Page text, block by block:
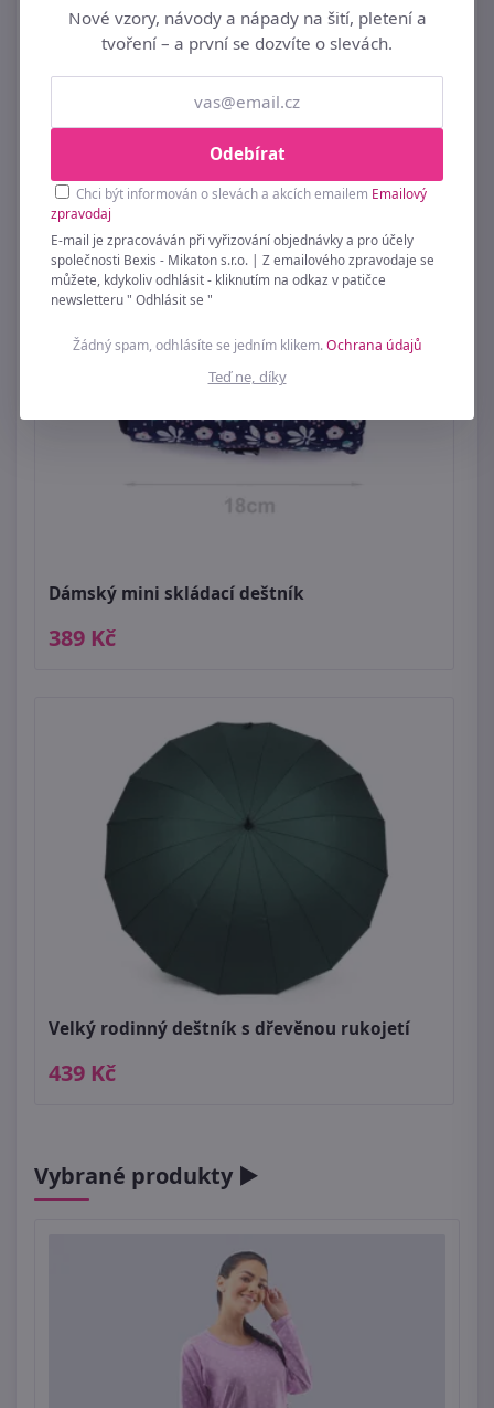
Obrácený deštník dvouvrstvý
339 Kč
Dámský mini skládací deštník
389 Kč
Velký rodinný deštník s dřevěnou rukojetí
439 Kč
Vybrané produkty ►
Nové vzory, návody a nápady na šití, pletení a
tvoření – a první se dozvíte o slevách.
Odebírat
Chci být informován o slevách a akcích emailem Emailový
zpravodaj
E-mail je zpracováván při vyřizování objednávky a pro účely
společnosti Bexis - Mikaton s.r.o. | Z emailového zpravodaje se
můžete, kdykoliv odhlásit - kliknutím na odkaz v patičce
newsletteru " Odhlásit se "
Žádný spam, odhlásíte se jedním klikem.Ochrana údajů
Teď ne, díky